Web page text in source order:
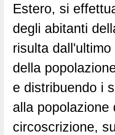
Estero, si
degli abitanti
risulta
della
e distribuendo i
alla popolazione
circoscrizione,